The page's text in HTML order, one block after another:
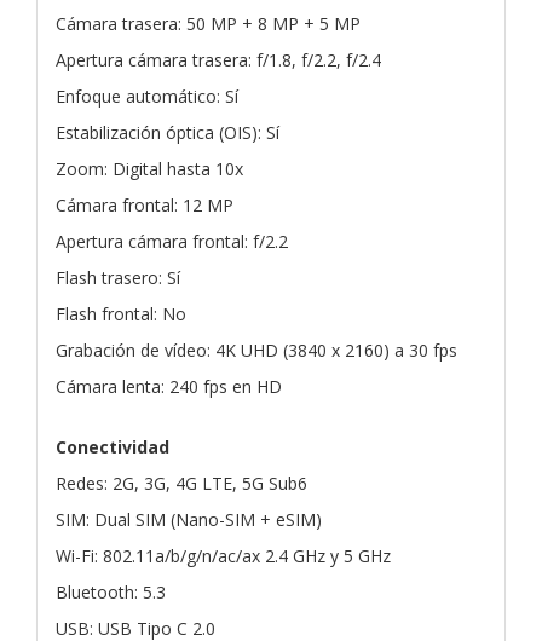
Cámara trasera: 50 MP + 8 MP + 5 MP
Apertura cámara trasera: f/1.8, f/2.2, f/2.4
Enfoque automático: Sí
Estabilización óptica (OIS): Sí
Zoom: Digital hasta 10x
Cámara frontal: 12 MP
Apertura cámara frontal: f/2.2
Flash trasero: Sí
Flash frontal: No
Grabación de vídeo: 4K UHD (3840 x 2160) a 30 fps
Cámara lenta: 240 fps en HD
Conectividad
Redes: 2G, 3G, 4G LTE, 5G Sub6
SIM: Dual SIM (Nano-SIM + eSIM)
Wi-Fi: 802.11a/b/g/n/ac/ax 2.4 GHz y 5 GHz
Bluetooth: 5.3
USB: USB Tipo C 2.0